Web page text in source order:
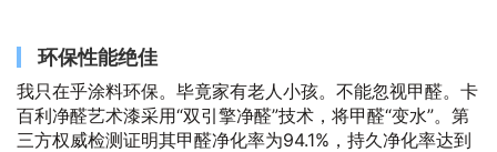
环保性能绝佳
我只在乎涂料环保。毕竟家有老人小孩。不能忽视甲醛。卡
百利净醛艺术漆采用“双引擎净醛”技术，将甲醛“变水”。第
三方权威检测证明其甲醛净化率为94.1%，持久净化率达到